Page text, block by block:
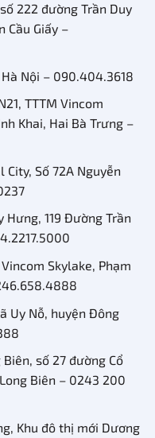
222 đường Trần Duy
Cầu Giấy –
Nội – 090.404.3618
TTTM Vincom
Khai, Hai Bà Trưng –
Số 72A Nguyễn
Hưng, 119 Đường Trần
Skylake, Phạm
Uy Nỗ, huyện Đông
số 27 đường Cổ
Biên – 0243 200
Khu đô thị mới Dương